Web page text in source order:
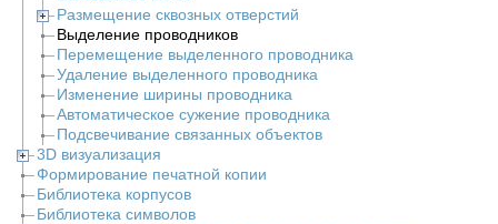
Размещение сквозных отверстий
Выделение проводников
Перемещение выделенного проводника
Удаление выделенного проводника
Изменение ширины проводника
Автоматическое сужение проводника
Подсвечивание связанных объектов
3D визуализация
Формирование печатной копии
Библиотека корпусов
Библиотека символов